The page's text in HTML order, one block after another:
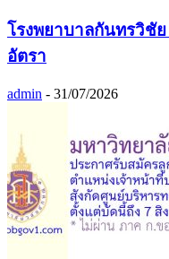
โรงพยาบาลกันทรวิชั
อัตรา
admin - 31/07/2026